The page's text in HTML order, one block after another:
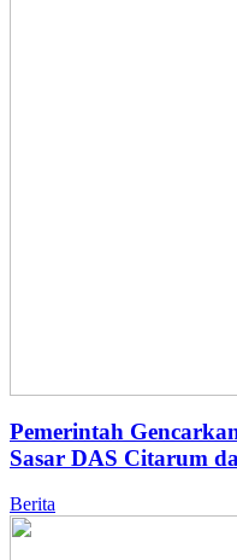
Pemerintah
Sasar DAS Citarum
Berita